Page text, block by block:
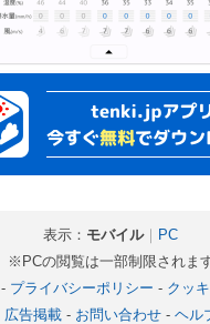
表示： モバイル｜
PC
※PCの閲覧は一部制限されま
- プライバシーポリシー - クッ
広告掲載- お問い合わせ- ヘル